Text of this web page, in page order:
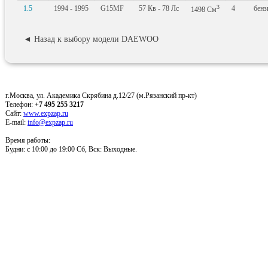
1.5 1994 - 1995 G15MF 57 Кв - 78 Лс 1498 См3 4
◄ Назад к выбору модели DAEWOO
г.Москва, ул. Академика Скрябина д.12/27 (м.Рязанский пр-кт)
Телефон: +7 495 255 3217
Сайт: www.expzap.ru
E-mail: info@expzap.ru
Время работы:
Будни: c 10:00 до 19:00 Сб, Вск: Выходные.